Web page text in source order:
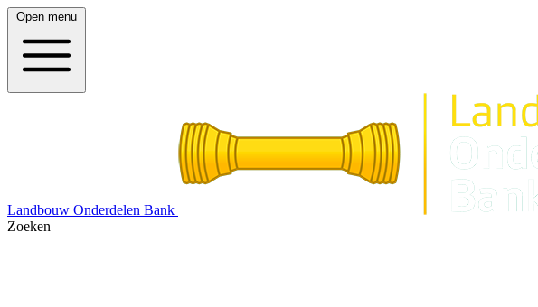
Open menu
Landbouw Onderdelen Bank
Zoeken